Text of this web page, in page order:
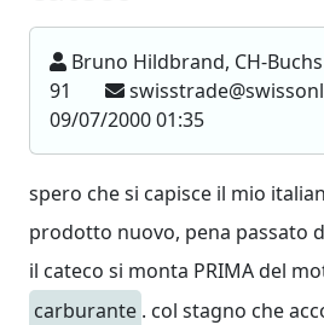
Bruno Hildbrand, CH-
91
09/07/2000 01:35
spero che si capisce il mio
prodotto nuovo, pena passato
il cateco si monta PRIMA del
carburante . col stagno che